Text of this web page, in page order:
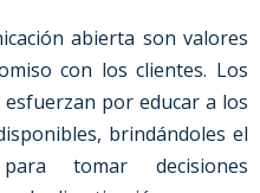
abierta son valores
con los clientes. Los
por educar a los
brindándoles el
tomar decisiones